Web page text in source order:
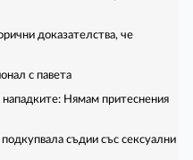
доказателства, че
с павета
Нямам притеснения
съдии със сексуални